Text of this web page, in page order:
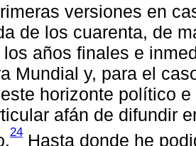
versiones en
de los cuarenta, de
los años finales e
Mundial y, para el
horizonte político
afán de difundir
24 Hasta donde he